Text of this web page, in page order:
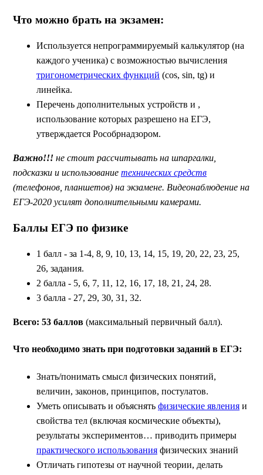
Что можно брать на экзамен:
Используется непрограммируемый калькулятор (на
каждого ученика) с возможностью вычисления
тригонометрических функций (cos, sin, tg) и
линейка.
Перечень дополнительных устройств и ,
использование которых разрешено на ЕГЭ,
утверждается Рособрнадзором.
Важно!!! не стоит рассчитывать на шпаргалки,
подсказки и использование технических средств
(телефонов, планшетов) на экзамене. Видеонаблюдение на
ЕГЭ-2020 усилят дополнительными камерами.
Баллы ЕГЭ по физике
1 балл - за 1-4, 8, 9, 10, 13, 14, 15, 19, 20, 22, 23, 25,
26, задания.
2 балла - 5, 6, 7, 11, 12, 16, 17, 18, 21, 24, 28.
3 балла - 27, 29, 30, 31, 32.
Всего: 53 баллов (максимальный первичный балл).
Что необходимо знать при подготовки заданий в ЕГЭ:
Знать/понимать смысл физических понятий,
величин, законов, принципов, постулатов.
Уметь описывать и объяснять физические явления и
свойства тел (включая космические объекты),
результаты экспериментов… приводить примеры
практического использования физических знаний
Отличать гипотезы от научной теории, делать